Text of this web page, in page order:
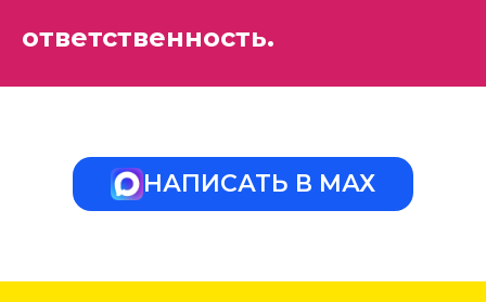
ответственность.
НАПИСАТЬ В МАХ